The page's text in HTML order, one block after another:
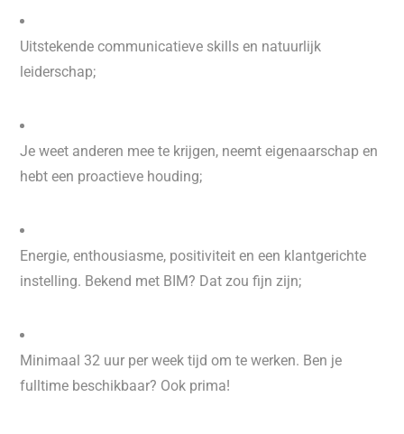
Uitstekende communicatieve skills en natuurlijk
leiderschap;
Je weet anderen mee te krijgen, neemt eigenaarschap en
hebt een proactieve houding;
Energie, enthousiasme, positiviteit en een klantgerichte
instelling. Bekend met BIM? Dat zou fijn zijn;
Minimaal 32 uur per week tijd om te werken. Ben je
fulltime beschikbaar? Ook prima!